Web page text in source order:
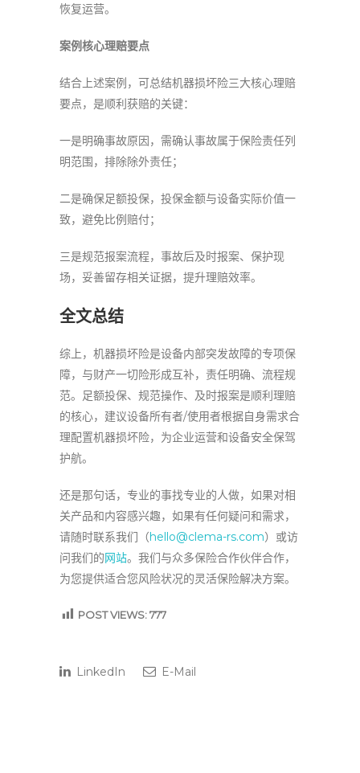
恢复运营。
案例核心理赔要点
结合上述案例，可总结机器损坏险三大核心理赔
要点，是顺利获赔的关键：
一是明确事故原因，需确认事故属于保险责任列
明范围，排除除外责任；
二是确保足额投保，投保金额与设备实际价值一
致，避免比例赔付；
三是规范报案流程，事故后及时报案、保护现
场，妥善留存相关证据，提升理赔效率。
全文总结
综上，机器损坏险是设备内部突发故障的专项保
障，与财产一切险形成互补，责任明确、流程规
范。足额投保、规范操作、及时报案是顺利理赔
的核心，建议设备所有者/使用者根据自身需求合
理配置机器损坏险，为企业运营和设备安全保驾
护航。
还是那句话，专业的事找专业的人做，如果对相
关产品和内容感兴趣，如果有任何疑问和需求，
请随时联系我们（hello@clema-rs.com）或访
问我们的网站。我们与众多保险合作伙伴合作，
为您提供适合您风险状况的灵活保险解决方案。
POST VIEWS:777
LinkedIn E-Mail